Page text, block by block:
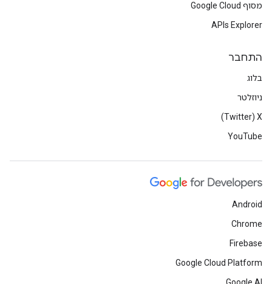
מסוף Google Cloud
APIs Explorer
התחבר
בלוג
ניוזלטר
X‏ (Twitter)
YouTube
Android
Chrome
Firebase
Google Cloud Platform